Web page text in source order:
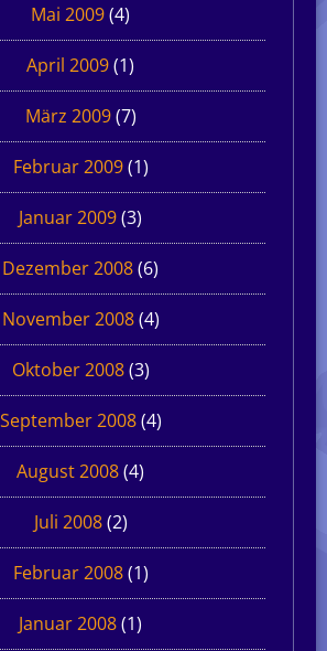
Mai 2009(4)
April 2009(1)
März 2009(7)
Februar 2009(1)
Januar 2009(3)
Dezember 2008(6)
November 2008(4)
Oktober 2008(3)
September 2008(4)
August 2008(4)
Juli 2008(2)
Februar 2008(1)
Januar 2008(1)